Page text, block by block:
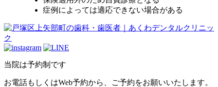
症例によっては適応できない場合がある
当院は予約制です
お電話もしくはWeb予約から、ご予約をお願いいたします。